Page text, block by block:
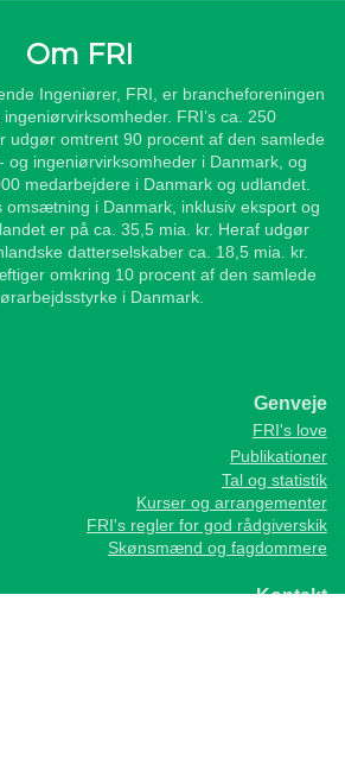
Om FRI
Ingeniører, FRI, er brancheforeningen
FRI’s ca. 250
udgør omtrent 90 procent af den samlede
og ingeniørvirksomheder i Danmark, og
medarbejdere i Danmark og udlandet.
omsætning i Danmark, inklusiv eksport og
er på ca. 35,5 mia. kr. Heraf udgør
datterselskaber ca. 18,5 mia. kr.
omkring 10 procent af den samlede
i Danmark.
Genveje
FRI's love
Publikationer
Tal og statistik
Kurser og arrangementer
FRI's regler for god rådgiverskik
Skønsmænd og fagdommere
Kontakt